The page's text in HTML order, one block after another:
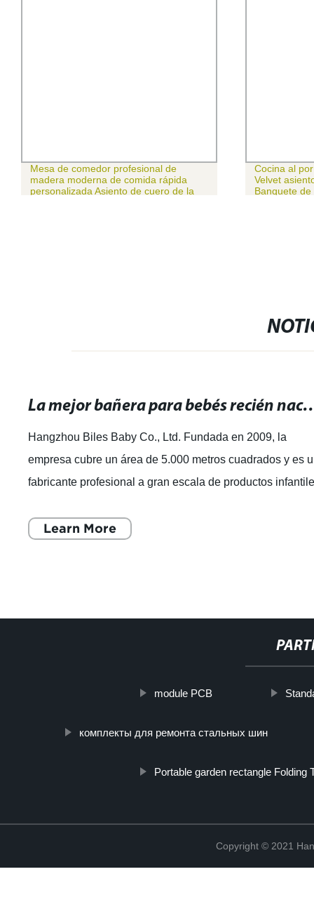
Mesa de comedor profesional de
madera moderna de comida rápida
personalizada Asiento de cuero de la
Cocina al
Velvet
Banquete
La mejor bañera para bebés recién
Hangzhou Biles Baby Co., Ltd. Fundada en 2009, la
empresa cubre un área de 5.000 metros cuadrados y es
fabricante profesional a gran escala de productos
Learn More
module PCB
комплекты для ремонта стальных шин
Portable garden rectangle Folding
Copyright © 2021